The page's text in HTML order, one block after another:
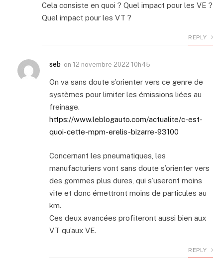
Cela consiste en quoi ? Quel impact pour les VE ?
Quel impact pour les VT ?
REPLY
seb on 12 novembre 2022 10h45
On va sans doute s’orienter vers ce genre de
systèmes pour limiter les émissions liées au
freinage.
https://www.leblogauto.com/actualite/c-est-
quoi-cette-mpm-erelis-bizarre-93100
Concernant les pneumatiques, les
manufacturiers vont sans doute s’orienter vers
des gommes plus dures, qui s’useront moins
vite et donc émettront moins de particules au
km.
Ces deux avancées profiteront aussi bien aux
VT qu’aux VE.
REPLY